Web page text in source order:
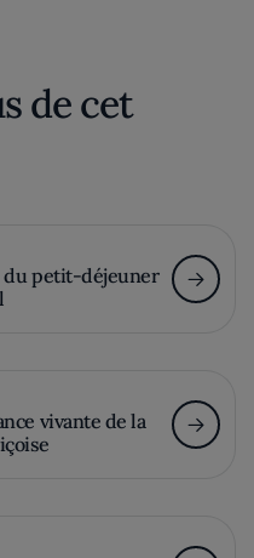
de cet
du petit-déjeuner
vivante de la